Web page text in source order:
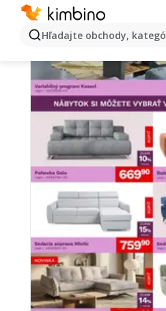
Hľadajte obchody,